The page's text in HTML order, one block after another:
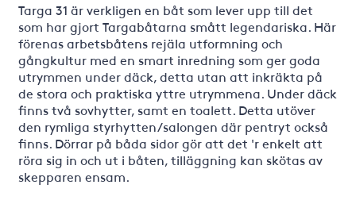
Targa 31 är verkligen en båt som lever upp till det
som har gjort Targabåtarna smått legendariska. Här
förenas arbetsbåtens rejäla utformning och
gångkultur med en smart inredning som ger goda
utrymmen under däck, detta utan att inkräkta på
de stora och praktiska yttre utrymmena. Under däck
finns två sovhytter, samt en toalett. Detta utöver
den rymliga styrhytten/salongen där pentryt också
finns. Dörrar på båda sidor gör att det 'r enkelt att
röra sig in och ut i båten, tilläggning kan skötas av
skepparen ensam.